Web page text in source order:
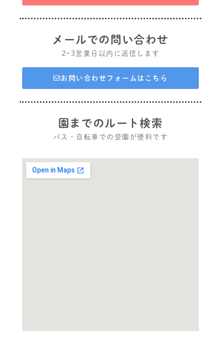
メールでの問い合わせ
2~3営業日以内に返信します
お問い合わせフォームはこちら
園までのルート検索
バス・自転車での登園が便利です